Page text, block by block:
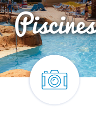
Piscines